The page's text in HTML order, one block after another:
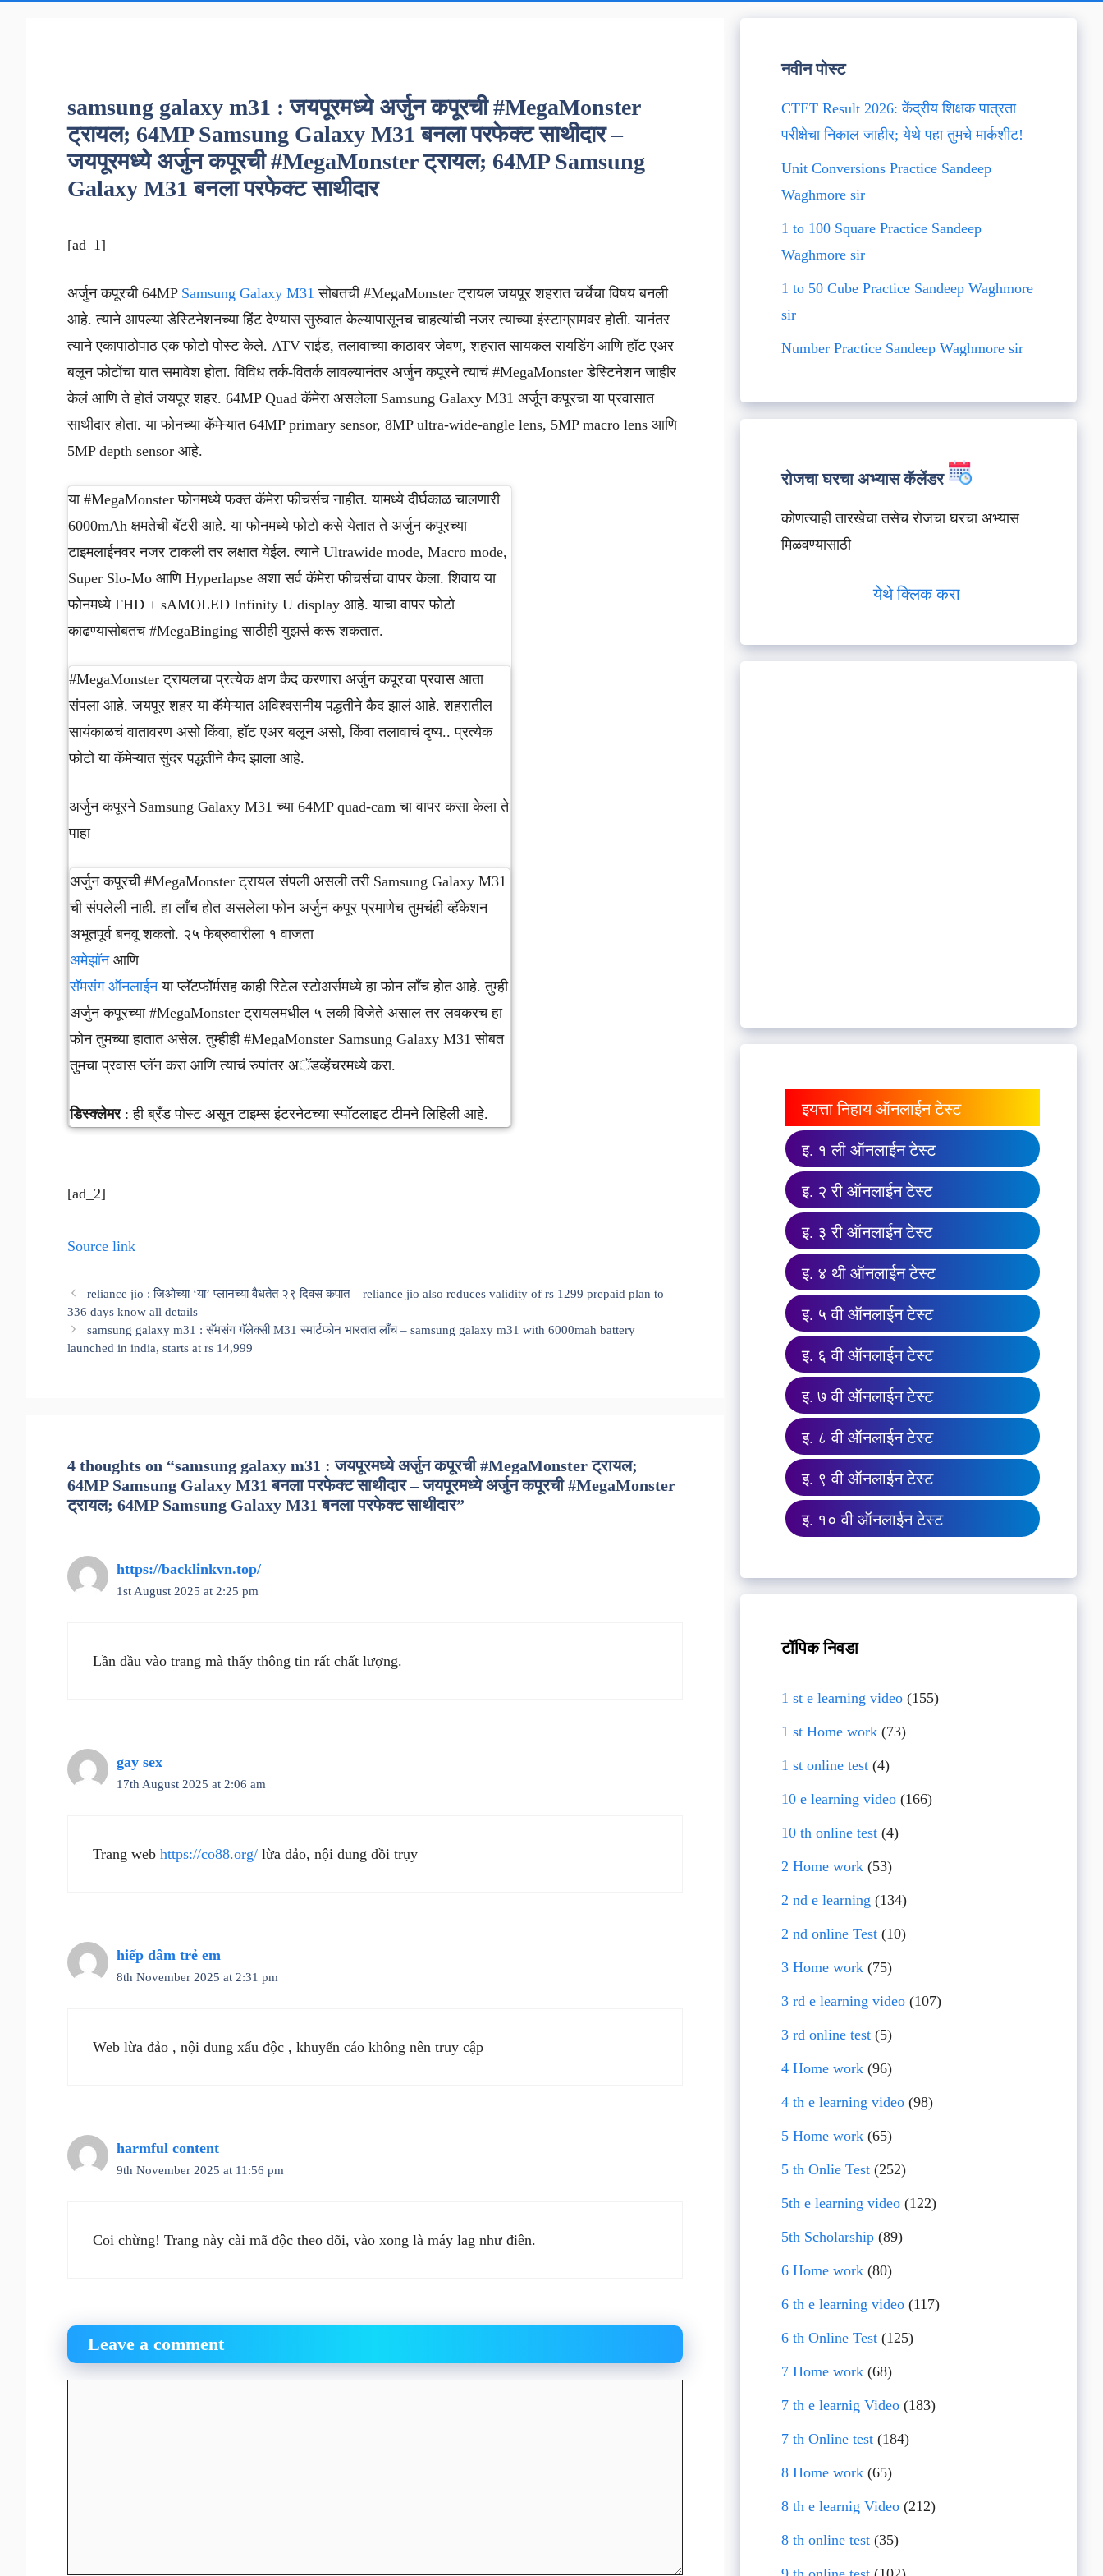
samsung galaxy m31 : जयपूरमध्ये अर्जुन कपूरची #MegaMonster
ट्रायल; 64MP Samsung Galaxy M31 बनला परफेक्ट साथीदार –
जयपूरमध्ये अर्जुन कपूरची #MegaMonster ट्रायल; 64MP Samsung
Galaxy M31 बनला परफेक्ट साथीदार
[ad_1]
अर्जुन कपूरची 64MP Samsung Galaxy M31 सोबतची #MegaMonster ट्रायल जयपूर शहरात चर्चेचा विषय बनली
आहे. त्याने आपल्या डेस्टिनेशनच्या हिंट देण्यास सुरुवात केल्यापासूनच चाहत्यांची नजर त्याच्या इंस्टाग्रामवर होती. यानंतर
त्याने एकापाठोपाठ एक फोटो पोस्ट केले. ATV राईड, तलावाच्या काठावर जेवण, शहरात सायकल रायडिंग आणि हॉट एअर
बलून फोटोंचा यात समावेश होता. विविध तर्क-वितर्क लावल्यानंतर अर्जुन कपूरने त्याचं #MegaMonster डेस्टिनेशन जाहीर
केलं आणि ते होतं जयपूर शहर. 64MP Quad कॅमेरा असलेला Samsung Galaxy M31 अर्जून कपूरचा या प्रवासात
साथीदार होता. या फोनच्या कॅमेऱ्यात 64MP primary sensor, 8MP ultra-wide-angle lens, 5MP macro lens आणि
5MP depth sensor आहे.
या #MegaMonster फोनमध्ये फक्त कॅमेरा फीचर्सच नाहीत. यामध्ये दीर्घकाळ चालणारी
6000mAh क्षमतेची बॅटरी आहे. या फोनमध्ये फोटो कसे येतात ते अर्जुन कपूरच्या
टाइमलाईनवर नजर टाकली तर लक्षात येईल. त्याने Ultrawide mode, Macro mode,
Super Slo-Mo आणि Hyperlapse अशा सर्व कॅमेरा फीचर्सचा वापर केला. शिवाय या
फोनमध्ये FHD + sAMOLED Infinity U display आहे. याचा वापर फोटो
काढण्यासोबतच #MegaBinging साठीही युझर्स करू शकतात.
#MegaMonster ट्रायलचा प्रत्येक क्षण कैद करणारा अर्जुन कपूरचा प्रवास आता
संपला आहे. जयपूर शहर या कॅमेऱ्यात अविश्वसनीय पद्धतीने कैद झालं आहे. शहरातील
सायंकाळचं वातावरण असो किंवा, हॉट एअर बलून असो, किंवा तलावाचं दृष्य.. प्रत्येक
फोटो या कॅमेऱ्यात सुंदर पद्धतीने कैद झाला आहे.
अर्जुन कपूरने Samsung Galaxy M31 च्या 64MP quad-cam चा वापर कसा केला ते
पाहा
अर्जुन कपूरची #MegaMonster ट्रायल संपली असली तरी Samsung Galaxy M31
ची संपलेली नाही. हा लाँच होत असलेला फोन अर्जुन कपूर प्रमाणेच तुमचंही व्हॅकेशन
अभूतपूर्व बनवू शकतो. २५ फेब्रुवारीला १ वाजता
अमेझॉनआणि
सॅमसंग ऑनलाईनया प्लॅटफॉर्मसह काही रिटेल स्टोअर्समध्ये हा फोन लाँच होत आहे. तुम्ही
अर्जुन कपूरच्या #MegaMonster ट्रायलमधील ५ लकी विजेते असाल तर लवकरच हा
फोन तुमच्या हातात असेल. तुम्हीही #MegaMonster Samsung Galaxy M31 सोबत
तुमचा प्रवास प्लॅन करा आणि त्याचं रुपांतर अॅडव्हेंचरमध्ये करा.
डिस्क्लेमर: ही ब्रँड पोस्ट असून टाइम्स इंटरनेटच्या स्पॉटलाइट टीमने लिहिली आहे.
[ad_2]
Source link
reliance jio : जिओच्या ‘या’ प्लानच्या वैधतेत २९ दिवस कपात – reliance jio also reduces validity of rs 1299 prepaid plan to
336 days know all details
samsung galaxy m31 : सॅमसंग गॅलेक्सी M31 स्मार्टफोन भारतात लाँच – samsung galaxy m31 with 6000mah battery
launched in india, starts at rs 14,999
4 thoughts on “samsung galaxy m31 : जयपूरमध्ये अर्जुन कपूरची #MegaMonster ट्रायल;
64MP Samsung Galaxy M31 बनला परफेक्ट साथीदार – जयपूरमध्ये अर्जुन कपूरची #MegaMonster
ट्रायल; 64MP Samsung Galaxy M31 बनला परफेक्ट साथीदार”
https://backlinkvn.top/
1st August 2025 at 2:25 pm
Lần đầu vào trang mà thấy thông tin rất chất lượng.
gay sex
17th August 2025 at 2:06 am
Trang web https://co88.org/ lừa đảo, nội dung đồi trụy
hiếp dâm trẻ em
8th November 2025 at 2:31 pm
Web lừa đảo , nội dung xấu độc , khuyến cáo không nên truy cập
harmful content
9th November 2025 at 11:56 pm
Coi chừng! Trang này cài mã độc theo dõi, vào xong là máy lag như điên.
Leave a comment
नवीन पोस्ट
CTET Result 2026: केंद्रीय शिक्षक पात्रता
परीक्षेचा निकाल जाहीर; येथे पहा तुमचे मार्कशीट!
Unit Conversions Practice Sandeep
Waghmore sir
1 to 100 Square Practice Sandeep
Waghmore sir
1 to 50 Cube Practice Sandeep Waghmore
sir
Number Practice Sandeep Waghmore sir
रोजचा घरचा अभ्यास कॅलेंडर
कोणत्याही तारखेचा तसेच रोजचा घरचा अभ्यास
मिळवण्यासाठी
येथे क्लिक करा
इयत्ता निहाय ऑनलाईन टेस्ट
इ. १ ली ऑनलाईन टेस्ट
इ. २ री ऑनलाईन टेस्ट
इ. ३ री ऑनलाईन टेस्ट
इ. ४ थी ऑनलाईन टेस्ट
इ. ५ वी ऑनलाईन टेस्ट
इ. ६ वी ऑनलाईन टेस्ट
इ. ७ वी ऑनलाईन टेस्ट
इ. ८ वी ऑनलाईन टेस्ट
इ. ९ वी ऑनलाईन टेस्ट
इ. १० वी ऑनलाईन टेस्ट
टॉपिक निवडा
1 st e learning video(155)
1 st Home work(73)
1 st online test(4)
10 e learning video(166)
10 th online test(4)
2 Home work(53)
2 nd e learning (134)
2 nd online Test(10)
3 Home work(75)
3 rd e learning video(107)
3 rd online test(5)
4 Home work(96)
4 th e learning video(98)
5 Home work(65)
5 th Onlie Test(252)
5th e learning video(122)
5th Scholarship(89)
6 Home work(80)
6 th e learning video(117)
6 th Online Test(125)
7 Home work(68)
7 th e learnig Video(183)
7 th Online test(184)
8 Home work(65)
8 th e learnig Video(212)
8 th online test(35)